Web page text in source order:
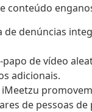
denúncias
de vídeo
adicionais.
de pessoas